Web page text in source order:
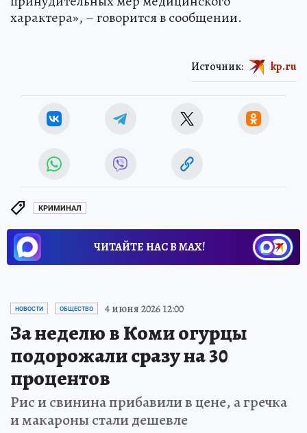
характера», – говорится в сообщении.
Источник: kp.ru
КРИМИНАЛ
ЧИТАЙТЕ НАС В МАХ!
НОВОСТИ ОБЩЕСТВО 4 июня 2026 12:00
За неделю в Коми огурцы
подорожали сразу на 30
процентов
Рис и свинина прибавили в цене, а гречка
и макароны стали дешевле